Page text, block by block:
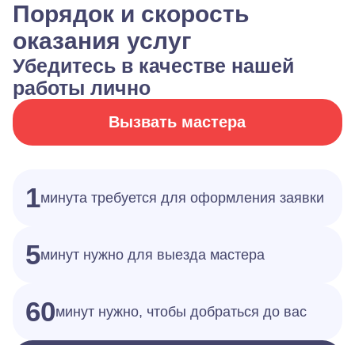
Порядок и скорость
оказания услуг
Убедитесь в качестве нашей
работы лично
Вызвать мастера
1минута требуется для оформления заявки
5минут нужно для выезда мастера
60минут нужно, чтобы добраться до вас